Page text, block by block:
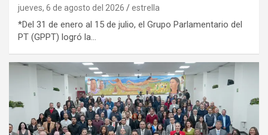
jueves, 6 de agosto del 2026 estrella
*Del 31 de enero al 15 de julio, el Grupo Parlamentario del
PT (GPPT) logró la…